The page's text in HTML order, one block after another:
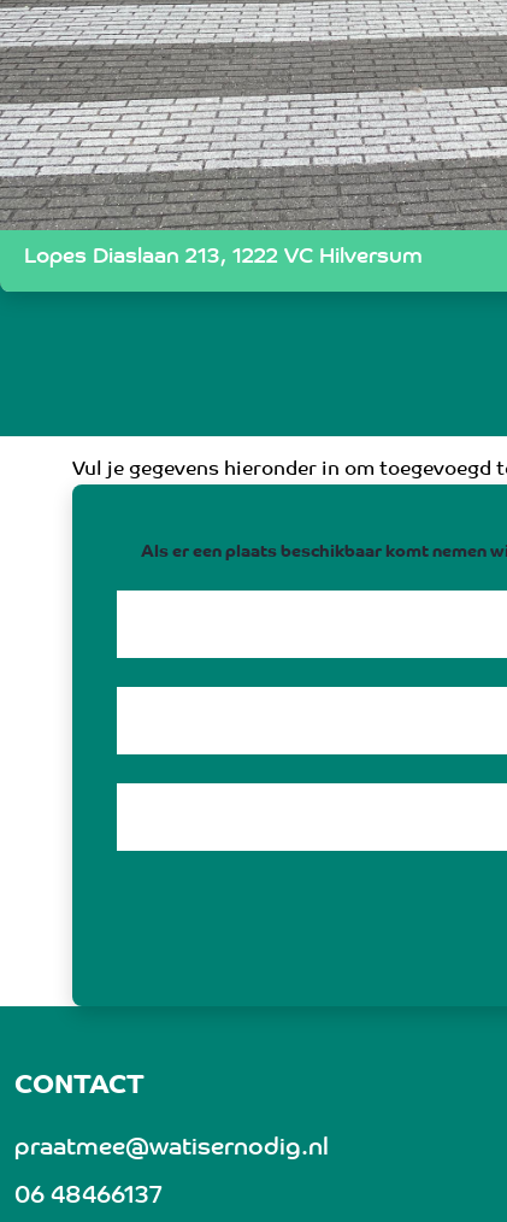
Lopes Diaslaan 213, 1222 VC Hilversum
Vul je gegevens hieronder in om
Als er een plaats beschikbaar komt nemen
CONTACT
praatmee@watisernodig.nl
06 48466137